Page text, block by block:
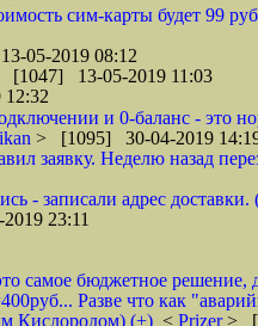
сим-карты будет 99
05-2019 08:12
[1047] 13-05-2019 11:03
и 0-баланс - это
> [1095] 30-04-2019
заявку. Неделю назад
- записали адрес доставки.
23:11
самое бюджетное
Разве что как
Кислородом) (+) < Prizer>